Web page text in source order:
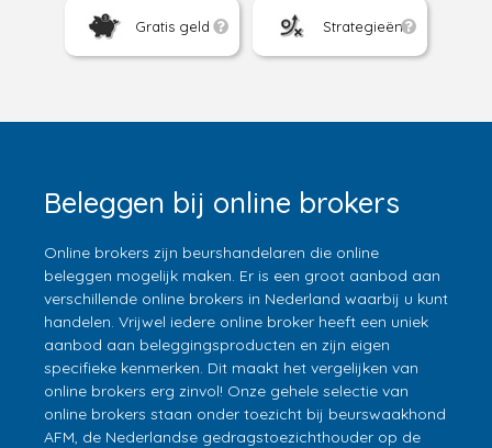
Gratis geld Strategieën
Beleggen bij online brokers
Online brokers zijn beurshandelaren die online
beleggen mogelijk maken. Er is een groot aanbod aan
verschillende online brokers in Nederland waarbij u kunt
handelen. Vrijwel iedere online broker heeft een uniek
aanbod aan beleggingsproducten en zijn eigen
specifieke kenmerken. Dit maakt het vergelijken van
online brokers erg zinvol! Onze gehele selectie van
online brokers staan onder toezicht bij beurswaakhond
AFM, de Nederlandse gedragstoezichthouder op de